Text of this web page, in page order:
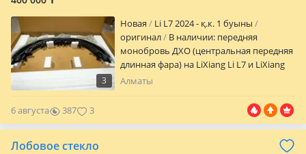
3
Новая
Li L7 2024 - қ.к. 1 буыны
оригинал
В наличии: передняя
монобровь ДХО (центральная передняя
длинная фара) на LiXiang Li L7 и LiXiang
L9 Лисян. Город: Алматы. Есть отправка
и OEM запчасти на LiXiang. Работаем с
официальными поставщиками в Китае,
привозим любые запчасти под заказ на
Алматы
6 августа 387 3
Лобовое стекло